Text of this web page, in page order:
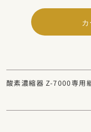
酸素濃縮器 Z-7000専用